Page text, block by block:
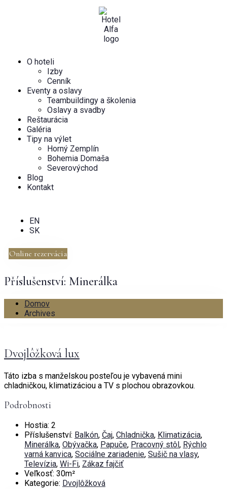
O hoteli
Izby
Cenník
Eventy a oslavy
Teambuildingy a školenia
Oslavy a svadby
Reštaurácia
Galéria
Tipy na výlet
Horný Zemplín
Bohemia Domaša
Severovýchod
Blog
Kontakt
EN
SK
Online rezervácia
Příslušenství: Minerálka
Domov
Archives
Dvojlôžková lux
Táto izba s manželskou posteľou je vybavená mini
chladničkou, klimatizáciou a TV s plochou obrazovkou.
Podrobnosti
Hostia: 2
Příslušenství: Balkón, Čaj, Chladnička, Klimatizácia,
Minerálka, Obývačka, Papuče, Pracovný stôl, Rýchlo
varná kanvica, Sociálne zariadenie, Sušič na vlasy,
Televízia, Wi-Fi, Zákaz fajčiť
Veľkosť: 30m²
Kategorie: Dvojlôžková